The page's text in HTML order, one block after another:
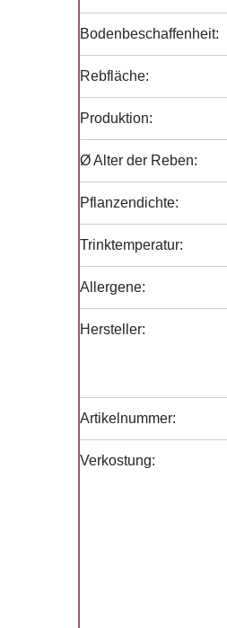
Bodenbeschaffenheit:
Rebfläche:
Produktion:
Ø Alter der Reben:
Pflanzendichte:
Trinktemperatur:
Allergene:
Hersteller:
Artikelnummer:
Verkostung: